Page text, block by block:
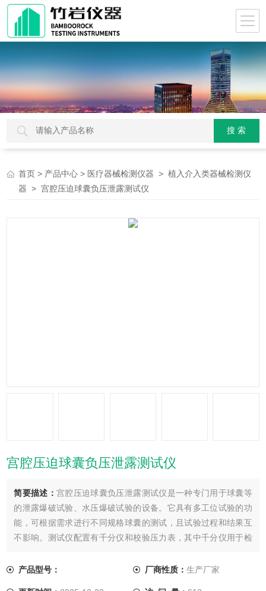
首页 > 产品中心 > 医疗器械检测仪器 >植入介入类器械检测仪
器 > 宫腔压迫球囊负压泄露测试仪
宫腔压迫球囊负压泄露测试仪
简要描述： 宫腔压迫球囊负压泄露测试仪是一种专门用于球囊等
的泄露爆破试验、水压爆破试验的设备。它具有多工位试验的功
能，可根据需求进行不同规格球囊的测试，且试验过程和结果互
不影响。测试仪配置有千分仪和校验压力表，其中千分仪用于检
保测试数据的准确性。
产品型号： 厂商性质： 生产厂家